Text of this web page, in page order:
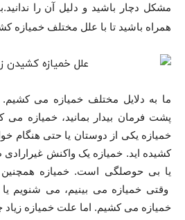
مشکل دچار باشید و دلیل آن را
همراه باشید تا با علل مختلف خمیازه
ما به دلایل مختلف خمیازه می
پشت فرمان بیدار بمانید، خمیازه
خمیازه یکی از دوستان یا حتی هنگام
کشیده اید. خمیازه یک واکنش
یا بی حوصلگی است. خمیازه همچنین
وقتی خمیازه می بینیم، می شنویم
خمیازه می کشیم. اما علت خمیازه